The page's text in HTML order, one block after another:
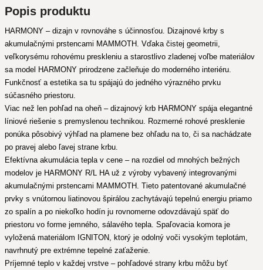
Popis produktu
HARMONY – dizajn v rovnováhe s účinnosťou. Dizajnové krby s
akumulačnými prstencami MAMMOTH. Vďaka čistej geometrii,
veľkorysému rohovému preskleniu a starostlivo zladenej voľbe materiálov
sa model HARMONY prirodzene začleňuje do moderného interiéru.
Funkčnosť a estetika sa tu spájajú do jedného výrazného prvku
súčasného priestoru.
Viac než len pohľad na oheň – dizajnový krb HARMONY spája elegantné
líniové riešenie s premyslenou technikou. Rozmerné rohové presklenie
ponúka pôsobivý výhľad na plamene bez ohľadu na to, či sa nachádzate
po pravej alebo ľavej strane krbu.
Efektívna akumulácia tepla v cene – na rozdiel od mnohých bežných
modelov je HARMONY R/L HA už z výroby vybavený integrovanými
akumulačnými prstencami MAMMOTH. Tieto patentované akumulačné
prvky s vnútornou liatinovou špirálou zachytávajú tepelnú energiu priamo
zo spalín a po niekoľko hodín ju rovnomerne odovzdávajú späť do
priestoru vo forme jemného, sálavého tepla. Spaľovacia komora je
vyložená materiálom IGNITON, ktorý je odolný voči vysokým teplotám,
navrhnutý pre extrémne tepelné zaťaženie.
Príjemné teplo v každej vrstve – pohľadové strany krbu môžu byť